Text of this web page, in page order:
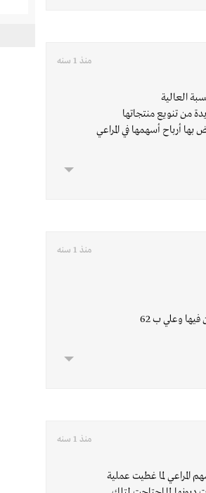
منذ 1 سنه
العالية
من تنويع منتجاتها
بها أرباح أسهمها في المراعي
منذ 1 سنه
وعلي ب 62
منذ 1 سنه
المراعي لما غطيت عملية